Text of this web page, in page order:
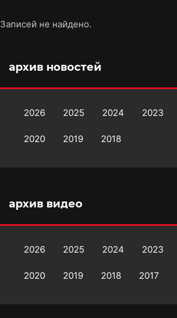
Записей не найдено.
архив новостей
2026 2025 2024 2023
2020 2019 2018
архив видео
2026 2025 2024 2023
2020 2019 2018 2017